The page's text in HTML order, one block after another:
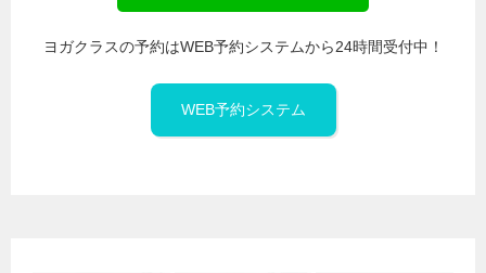
ヨガクラスの予約はWEB予約システムから24時間受付中！
WEB予約システム